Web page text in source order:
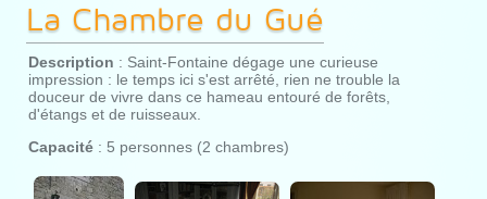
La Chambre du Gué
Description : Saint-Fontaine dégage une curieuse
impression : le temps ici s'est arrêté, rien ne trouble la
douceur de vivre dans ce hameau entouré de forêts,
d'étangs et de ruisseaux.
Capacité: 5 personnes (2 chambres)